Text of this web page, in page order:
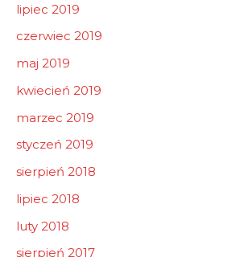
lipiec 2019
czerwiec 2019
maj 2019
kwiecień 2019
marzec 2019
styczeń 2019
sierpień 2018
lipiec 2018
luty 2018
sierpień 2017